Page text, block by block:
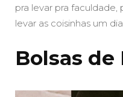
pra levar pra faculdade,
levar as coisinhas um
Bolsas de